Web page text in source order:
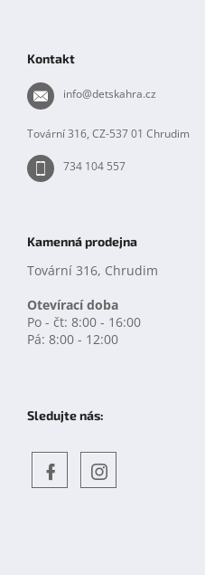
Kontakt
info@detskahra.cz
Tovární 316, CZ-537 01 Chrudim
734 104 557
Kamenná prodejna
Tovární 316, Chrudim
Otevírací doba
Po - čt: 8:00 - 16:00
Pá: 8:00 - 12:00
Sledujte nás: